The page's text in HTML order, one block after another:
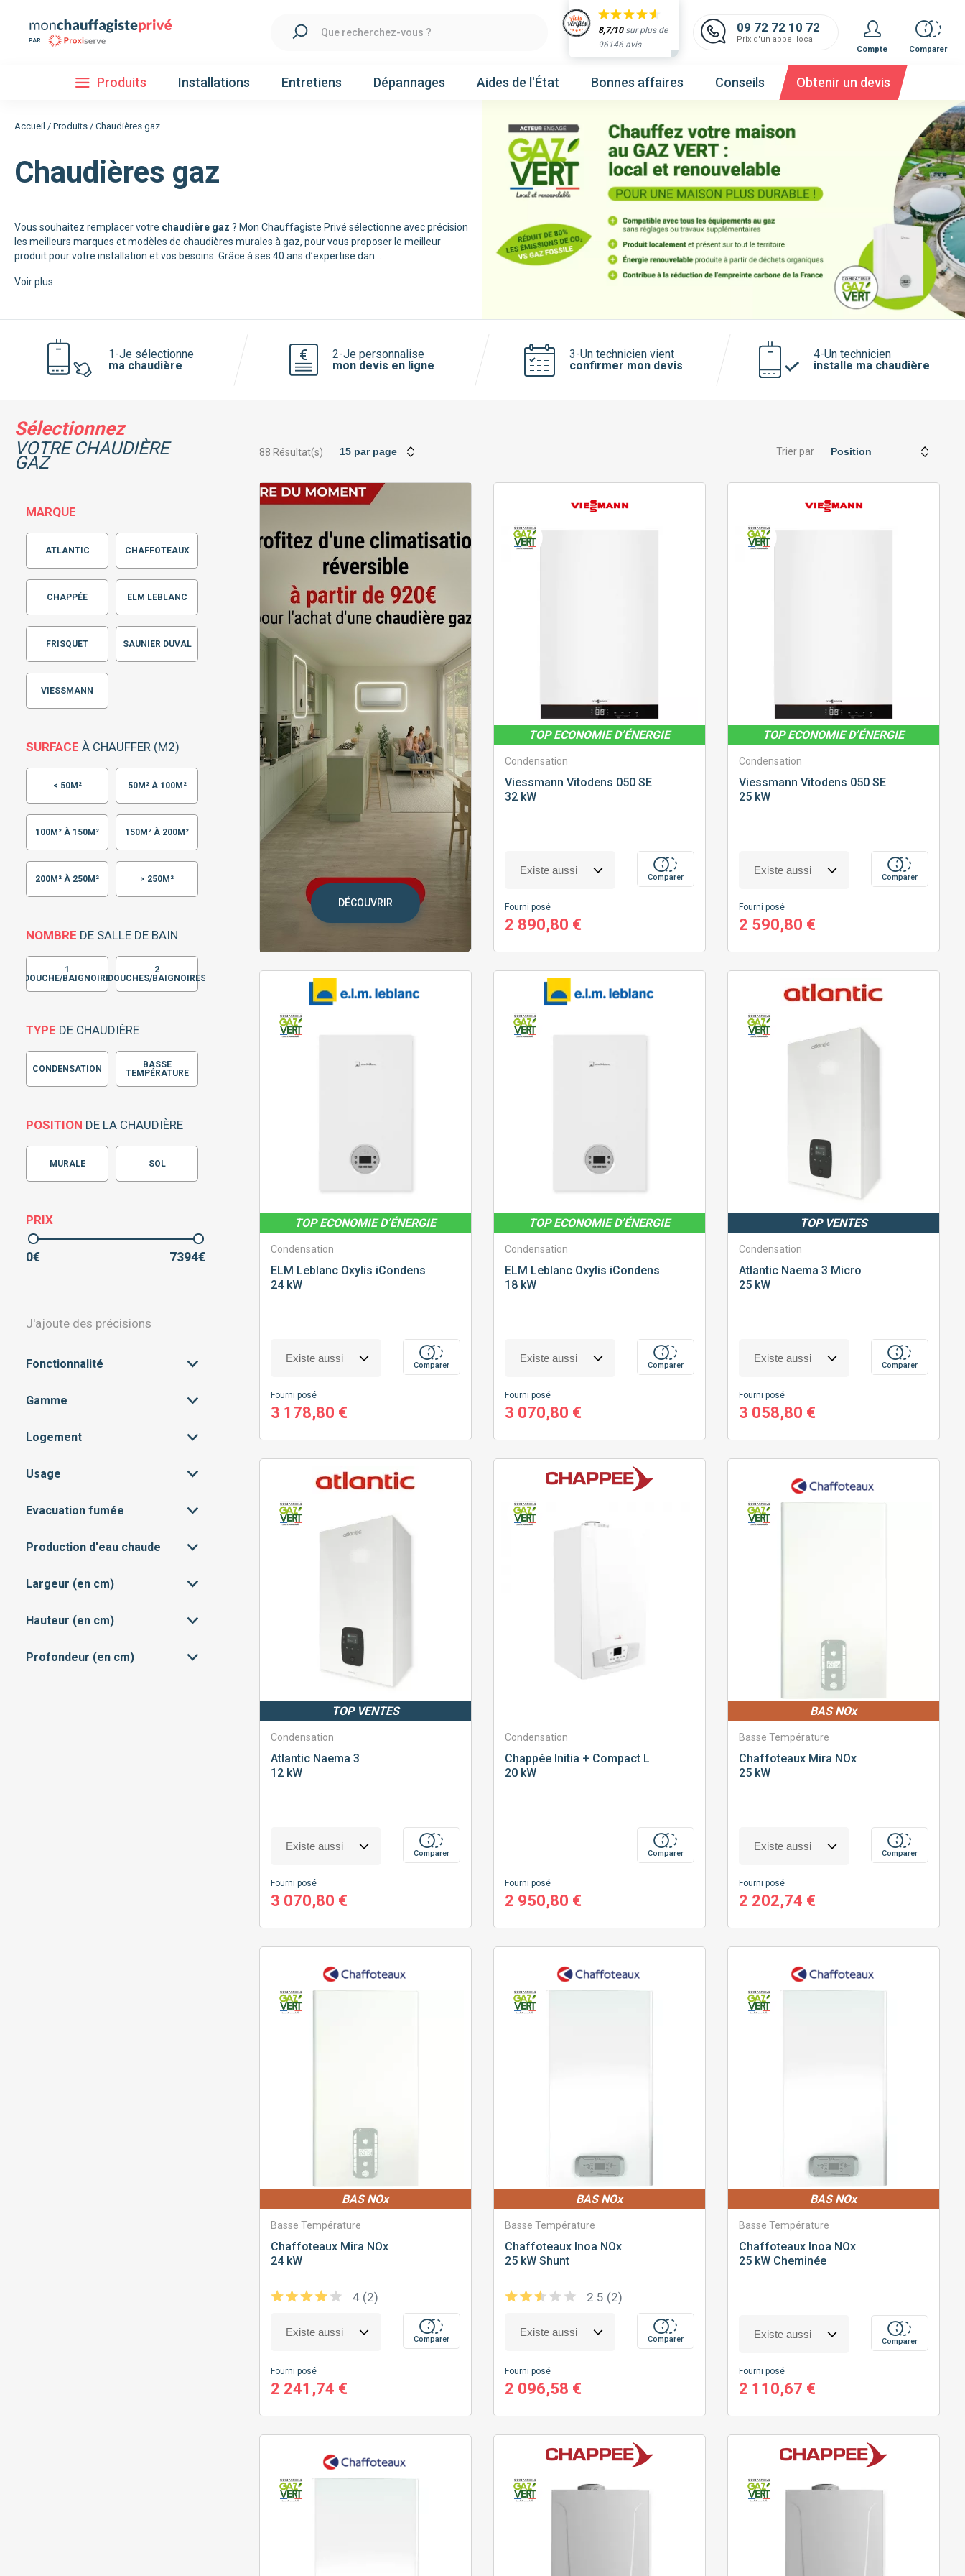
Que recherchez-vous ? 8,7/10sur plus de
96146 avis
09 72 72 10 72
Prix d'un appel local
Compte
Comparer
Produits
Installation
Découvrez nos forfaits d'installations
Obtenir un devis
Prenez un rendez-vous et obtenez un devis,c'est gratuit et immédiat !
Nos Pompes à chaleur
Pompe à chaleur fluide frigorigène R32
Nos marques
Viessmann
Installations Entretiens Dépannages Aides de l'État Bonnes affaires Conseils Obtenir un devis
Accueil / Produits / Chaudières gaz
Chaudières gaz
Vous souhaitez remplacer votre chaudière gaz ? Mon Chauffagiste Privé sélectionne avec précision
les meilleurs marques et modèles de chaudières murales à gaz, pour vous proposer le meilleur
produit pour votre installation et vos besoins. Grâce à ses 40 ans d’expertise dan
Voir plus
1-Je sélectionne
ma chaudière
2-Je personnalise
mon devis en ligne
3-Un technicien vient
confirmer mon devis
4-Un technicien
installe ma chaudière
Sélectionnez
VOTRE CHAUDIÈRE
GAZ
MARQUE
ATLANTIC CHAFFOTEAUX
CHAPPÉE ELM LEBLANC
FRISQUET SAUNIER DUVAL
VIESSMANN
SURFACE À CHAUFFER (M2)
< 50M² 50M² À 100M²
100M² À 150M² 150M² À 200M²
200M² À 250M² > 250M²
NOMBRE DE SALLE DE BAIN
1
DOUCHE/BAIGNOIRE
2
DOUCHES/BAIGNOIRES
TYPE DE CHAUDIÈRE
CONDENSATION
BASSE
TEMPÉRATURE
POSITION DE LA CHAUDIÈRE
MURALE SOL
PRIX
0€ 7394€
J'ajoute des précisions
Fonctionnalité
CONNECTIVITÉ
Gamme
ENTRÉE DE GAMME
Logement
APPARTEMENT
Usage
CHAUFFAGE SEUL
CHAUDE SANITAIRE
Evacuation fumée
CHEMINÉE (9)
SHUNT
Production d'eau chaude
ACCUMULÉE
Largeur (en cm)
39 112
Hauteur (en cm)
66 192
Profondeur (en cm)
88 Résultat(s) Trier par
DÉCOUVRIR
TOP ECONOMIE D’ÉNERGIE
Condensation
Viessmann Vitodens 050 SE
32 kW
Comparer
Fourni posé
2 890,80 €
TOP ECONOMIE D’ÉNERGIE
Condensation
Viessmann Vitodens 050 SE
25 kW
Comparer
Fourni posé
2 590,80 €
TOP ECONOMIE D’ÉNERGIE
Condensation
ELM Leblanc Oxylis iCondens
24 kW
Comparer
Fourni posé
3 178,80 €
TOP ECONOMIE D’ÉNERGIE
Condensation
ELM LeblancOxylis iCondens
18 kW
Comparer
Fourni posé
3 070,80 €
TOP VENTES
Condensation
AtlanticNaema 3 Micro
25 kW
Comparer
Fourni posé
3 058,80 €
TOP VENTES
Condensation
Atlantic Naema 3
12 kW
Comparer
Fourni posé
3 070,80 €
Condensation
ChappéeInitia + Compact L
20 kW
Comparer
Fourni posé
2 950,80 €
BAS NOx
Basse Température
ChaffoteauxMira NOx
25 kW
Comparer
Fourni posé
2 202,74 €
BAS NOx
Basse Température
Chaffoteaux Mira NOx
24 kW
4 (2)
Comparer
Fourni posé
2 241,74 €
BAS NOx
Basse Température
ChaffoteauxInoa NOx
25 kW Shunt
2.5 (2)
Comparer
Fourni posé
2 096,58 €
BAS NOx
Basse Température
ChaffoteauxInoa NOx
25 kW Cheminée
Comparer
Fourni posé
2 110,67 €